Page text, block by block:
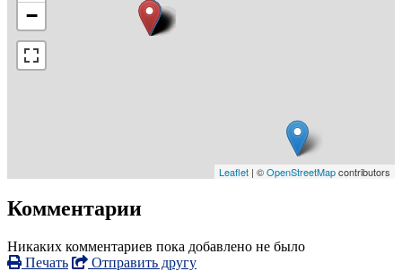
−
Leaflet | ©OpenStreetMapcontributors
Комментарии
Никаких комментариев пока добавлено не было
Печать
Отправить другу